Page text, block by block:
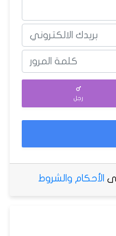
رجل
الأحكام والشروط